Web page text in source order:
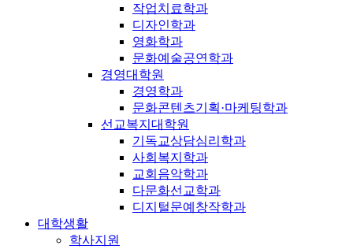
작업치료학과
디자인학과
영화학과
문화예술공연학과
경영대학원
경영학과
문화콘텐츠기획·마케팅학과
선교복지대학원
기독교상담심리학과
사회복지학과
교회음악학과
다문화선교학과
디지털문예창작학과
대학생활
학사지원